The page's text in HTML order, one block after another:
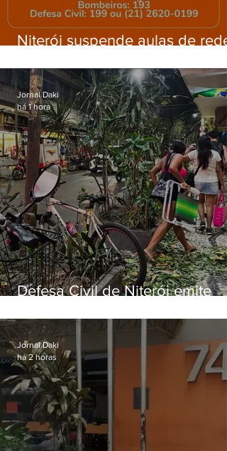
Niterói suspende aulas de rede
ventos fortes nesta sexta (7)
Defesa Civil de Niterói emite
sexta-feira (07)
Jornal Daki
há 1 hora
Jornal Daki
há 2 horas